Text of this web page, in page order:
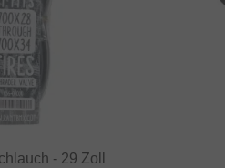
- 29 Zoll